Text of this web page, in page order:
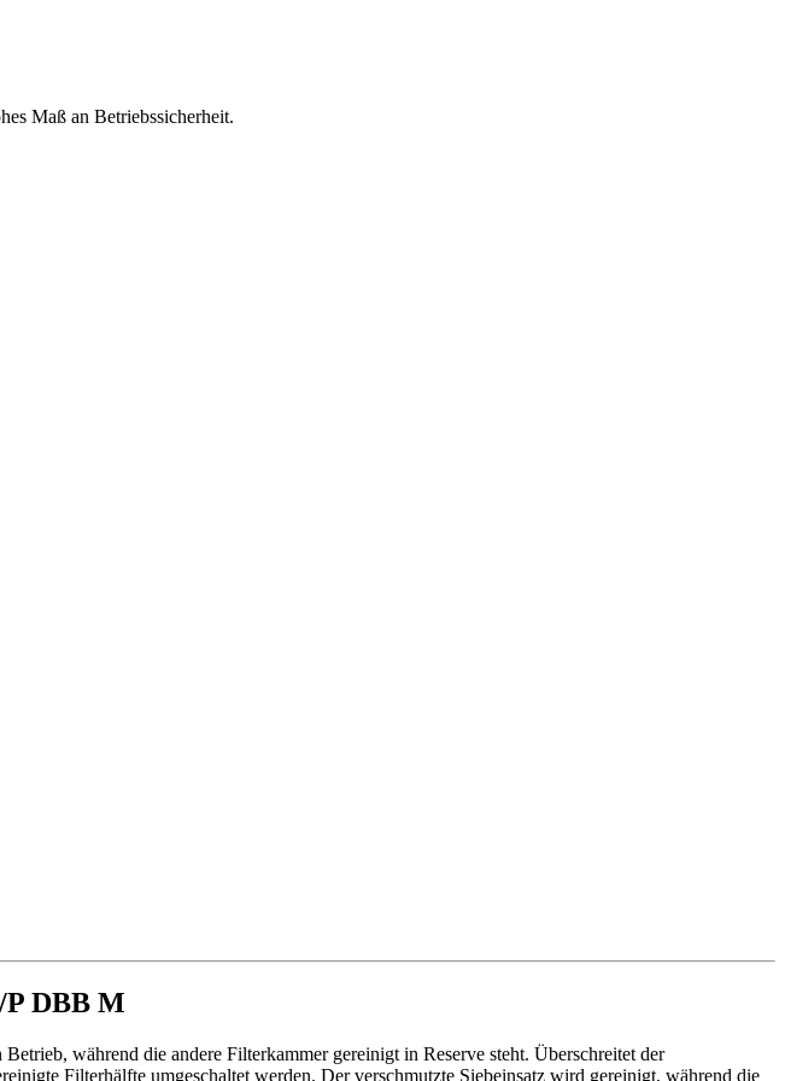
Maß an Betriebssicherheit.
DBB M
während die andere Filterkammer gereinigt in Reserve steht. Überschreitet der
Filterhälfte umgeschaltet werden. Der verschmutzte Siebeinsatz wird gereinigt, während die